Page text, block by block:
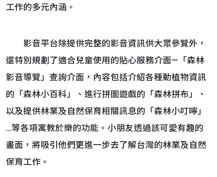
工作的多元內涵。
影音平台除提供完整的影音資訊供大眾參覽外，
還特別規劃了適合兒童使用的貼心服務介面—「森林
影音導覽」查詢介面，內容包括介紹各種動植物資訊
的「森林小百科」、進行拼圖遊戲的「森林拼布」、
以及提供林業及自然保育相關訊息的「森林小叮嚀」
…等各項寓教於樂的功能。小朋友透過該可愛有趣的
畫面，將吸引他們更進一步去了解台灣的林業及自然
保育工作。